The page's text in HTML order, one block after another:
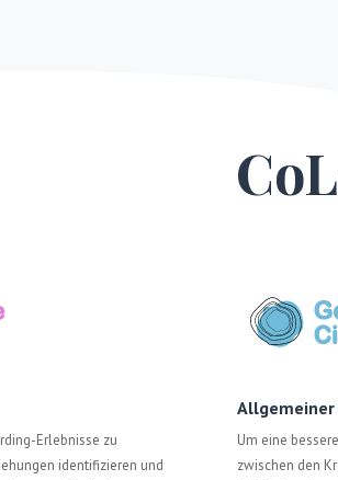
Erlebnisse zu
identifizieren und
Allgemeiner
Um eine
zwischen den